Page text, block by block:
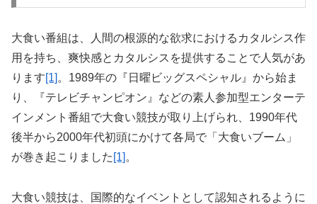
大食い番組は、人間の根源的な欲求におけるカタルシス作
用を持ち、爽快感とカタルシスを提供することで人気があ
ります[1] 。1989年の『日曜ビッグスペシャル』から始ま
り、『テレビチャンピオン』などの素人参加型エンターテ
インメント番組で大食い競技が取り上げられ、1990年代
後半から2000年代初頭にかけて各局で「大食いブーム」
が巻き起こりました [1] 。
大食い競技は、国際的なイベントとして認知されるように